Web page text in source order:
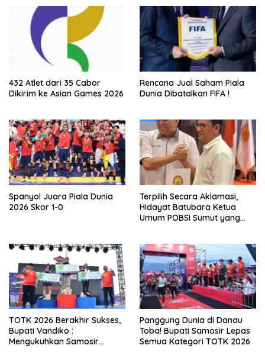
432 Atlet dari 35 Cabor
Dikirim ke Asian Games 2026
Rencana Jual Saham Piala
Dunia Dibatalkan FIFA !
Spanyol Juara Piala Dunia
2026 Skor 1-0
Terpilih Secara Aklamasi,
Hidayat Batubara Ketua
Umum POBSI Sumut yang
TOTK 2026 Berakhir Sukses,
Bupati Vandiko :
Mengukuhkan Samosir
Panggung Dunia di Danau
Toba! Bupati Samosir Lepas
Semua Kategori TOTK 2026